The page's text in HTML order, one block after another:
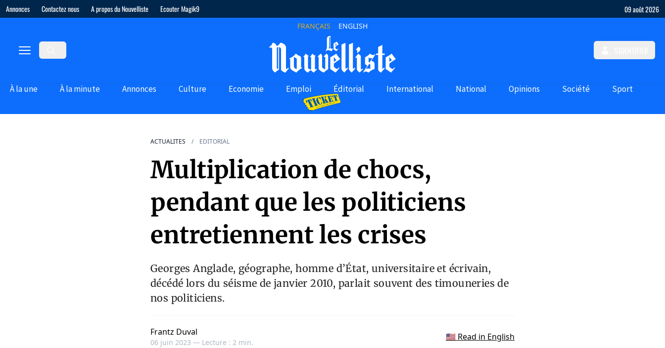
Annonces Contactez nous A propos du Nouvelliste Ecouter Magik9 09 août 2026
FRANÇAIS ENGLISH
À la une À la minute Annonces Culture Economie Emploi Éditorial International National Opinions Société Sport
ACTUALITES EDITORIAL
Multiplication de chocs,
pendant que les politiciens
entretiennent les crises
Georges Anglade, géographe, homme d’État, universitaire et écrivain,
décédé lors du séisme de janvier 2010, parlait souvent des timouneries de
nos politiciens.
Frantz Duval
06 juin 2023 — Lecture : 2 min.
🇺🇸 Read in English